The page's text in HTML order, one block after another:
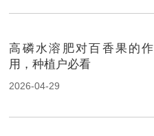
高磷水溶肥对百香果的作
用，种植户必看
2026-04-29